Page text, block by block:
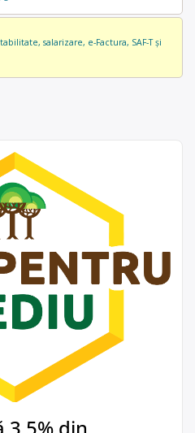
salarizare, e-Factura, SAF-T și